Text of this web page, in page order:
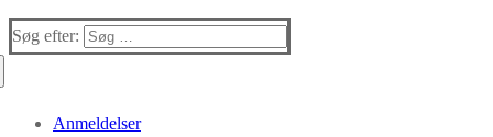
Søg efter:
Anmeldelser